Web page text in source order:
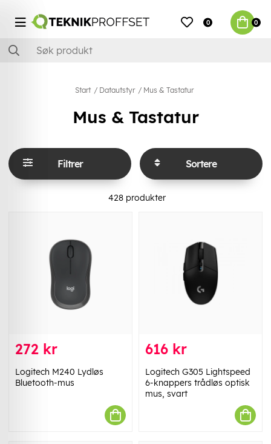
0 0
Start Datautstyr Mus & Tastatur
Mus & Tastatur
Filtrer Sortere
428produkter
272 kr
Logitech M240 Lydløs
Bluetooth-mus
616 kr
Logitech G305 Lightspeed
6-knappers trådløs optisk
mus, svart